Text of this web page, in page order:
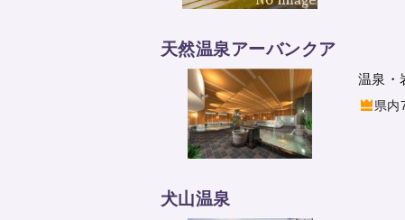
天然温泉アーバンクア
温泉・
県内
犬山温泉